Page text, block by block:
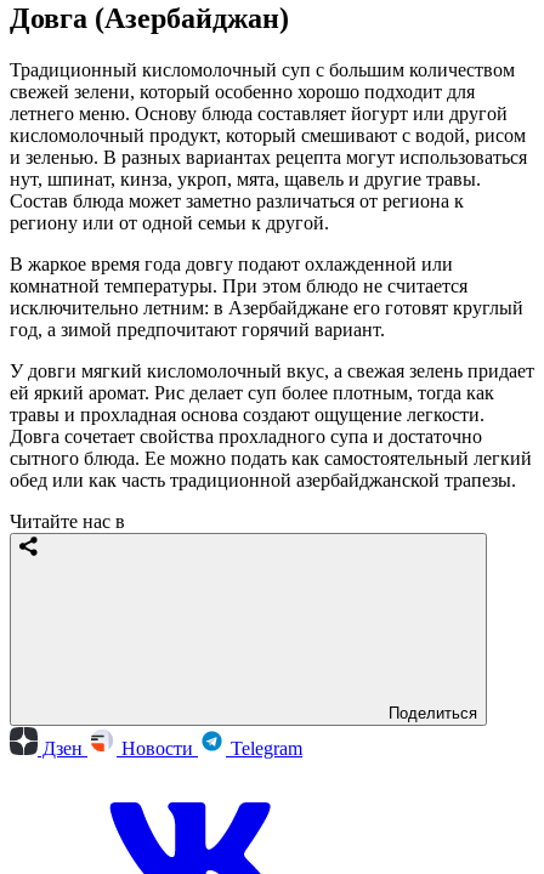
Довга (Азербайджан)
Традиционный кисломолочный суп с большим количеством
свежей зелени, который особенно хорошо подходит для
летнего меню. Основу блюда составляет йогурт или другой
кисломолочный продукт, который смешивают с водой, рисом
и зеленью. В разных вариантах рецепта могут использоваться
нут, шпинат, кинза, укроп, мята, щавель и другие травы.
Состав блюда может заметно различаться от региона к
региону или от одной семьи к другой.
В жаркое время года довгу подают охлажденной или
комнатной температуры. При этом блюдо не считается
исключительно летним: в Азербайджане его готовят круглый
год, а зимой предпочитают горячий вариант.
У довги мягкий кисломолочный вкус, а свежая зелень придает
ей яркий аромат. Рис делает суп более плотным, тогда как
травы и прохладная основа создают ощущение легкости.
Довга сочетает свойства прохладного супа и достаточно
сытного блюда. Ее можно подать как самостоятельный легкий
обед или как часть традиционной азербайджанской трапезы.
Читайте нас в
Поделиться
Дзен Новости Telegram